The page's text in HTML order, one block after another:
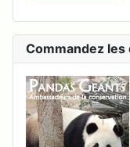
Commandez